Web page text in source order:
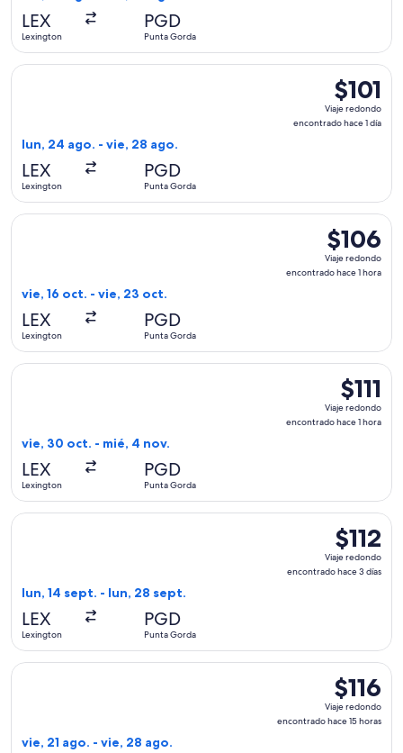
LEX
Lexington
PGD
Punta Gorda
$101
Viaje
redondo,
$101
Viaje redondo
encontrado hace 1 día
lun, 24 ago. - vie, 28 ago.
LEX
Lexington
PGD
Punta Gorda
Seleccionar vuelo de Allegiant Air, con salida el lun, 24
$106
Viaje
redondo,
$106
Viaje redondo
encontrado hace 1 hora
vie, 16 oct. - vie, 23 oct.
LEX
Lexington
PGD
Punta Gorda
Seleccionar vuelo de Allegiant Air, con salida el vie, 16 oct.
$111
Viaje
redondo,
$111
Viaje redondo
encontrado hace 1 hora
vie, 30 oct. - mié, 4 nov.
LEX
Lexington
PGD
Punta Gorda
Seleccionar vuelo de Allegiant Air, con salida el vie, 30 oct.
$112
Viaje
redondo,
$112
Viaje redondo
encontrado hace 3 días
lun, 14 sept. - lun, 28 sept.
LEX
Lexington
PGD
Punta Gorda
Seleccionar vuelo de Allegiant Air, con salida el lun, 14
$116
Viaje
redondo,
$116
Viaje redondo
encontrado hace 15 horas
vie, 21 ago. - vie, 28 ago.
Seleccionar vuelo de Allegiant Air, con salida el vie, 21